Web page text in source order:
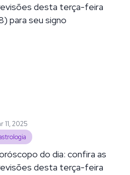
desta terça-feira
para seu signo
11, 2025
do dia: confira as
desta terça-feira